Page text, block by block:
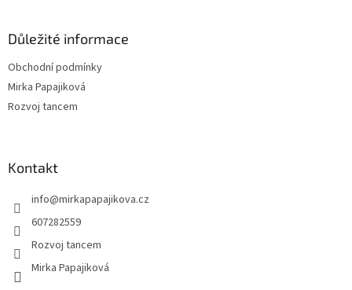
Důležité informace
Obchodní podmínky
Mirka Papajiková
Rozvoj tancem
Kontakt
info@mirkapapajikova.cz
607282559
Rozvoj tancem
Mirka Papajiková